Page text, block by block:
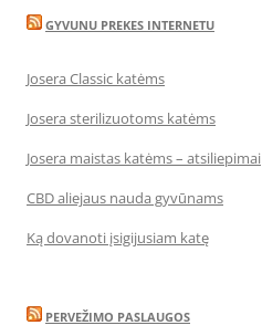
GYVUNU PREKES INTERNETU
Josera Classic katėms
Josera sterilizuotoms katėms
Josera maistas katėms – atsiliepimai
CBD aliejaus nauda gyvūnams
Ką dovanoti įsigijusiam katę
PERVEŽIMO PASLAUGOS